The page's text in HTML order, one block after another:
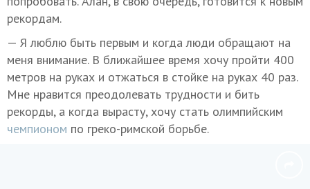
рекордам.
— Я люблю быть первым и когда люди обращают на
меня внимание. В ближайшее время хочу пройти 400
метров на руках и отжаться в стойке на руках 40 раз.
Мне нравится преодолевать трудности и бить
рекорды, а когда вырасту, хочу стать олимпийским
чемпионом по греко-римской борьбе.